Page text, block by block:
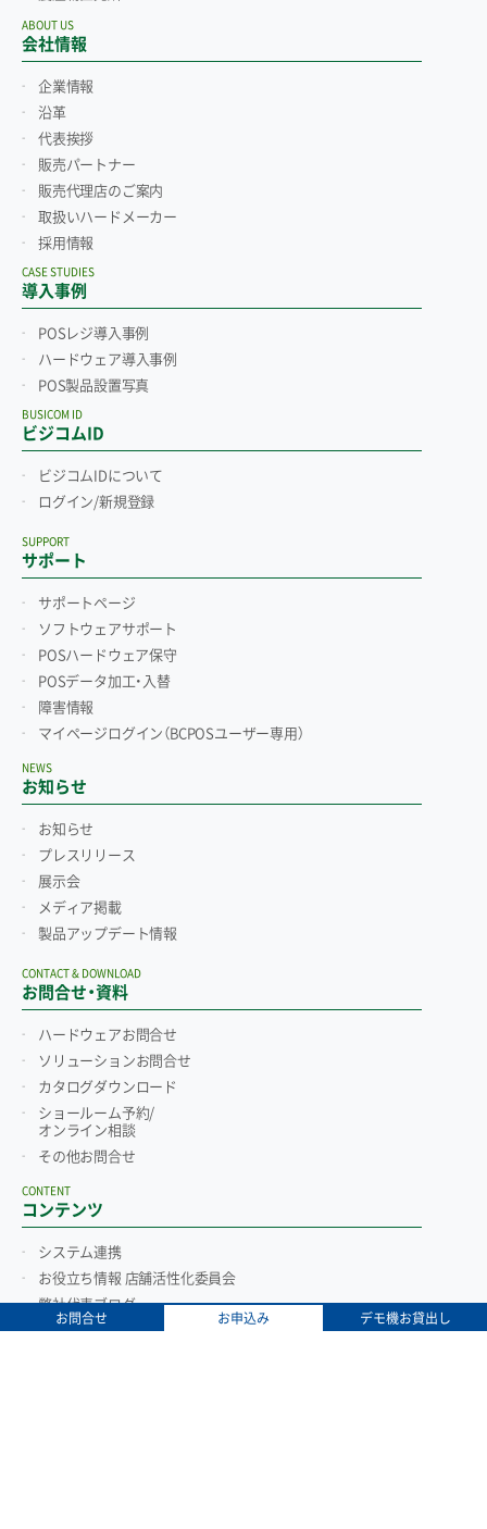
お問合せ お申込み デモ機お貸出し
会社情報
ABOUT US
企業情報
沿革
代表挨拶
販売パートナー
販売代理店のご案内
取扱いハードメーカー
採用情報
導入事例
CASE STUDIES
POSレジ導入事例
ハードウェア導入事例
POS製品設置写真
ビジコムID
BUSICOM ID
ビジコムIDについて
ログイン/新規登録
サポート
SUPPORT
サポートページ
ソフトウェアサポート
POSハードウェア保守
POSデータ加工・入替
障害情報
マイページログイン （BCPOSユーザー専用）
お知らせ
NEWS
お知らせ
プレスリリース
展示会
メディア掲載
製品アップデート情報
お問合せ・資料
CONTACT & DOWNLOAD
ハードウェアお問合せ
ソリューションお問合せ
カタログダウンロード
ショールーム予約/
オンライン相談
その他お問合せ
コンテンツ
CONTENT
システム連携
お役立ち情報 店舗活性化委員会
弊社代表ブログ
弊社代表facebook